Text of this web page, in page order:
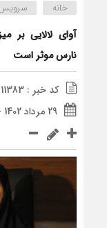
خانه
آوای لالایی بر
نارس موثر است
کد خبر : 11383
29 مرداد 1402 - 0:23